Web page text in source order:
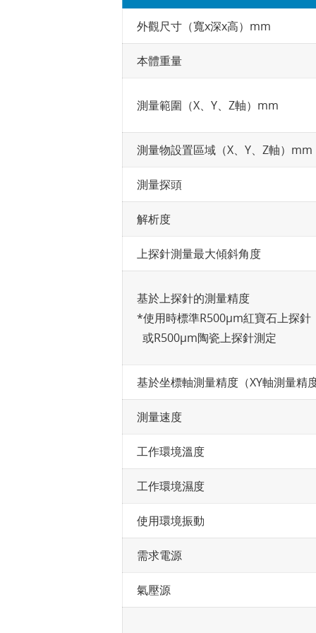
外觀尺寸（寬x深x高）mm
本體重量
測量範圍（X、Y、Z軸）mm
測量物設置區域（X、Y、Z軸）mm
測量探頭
解析度
上探針測量最大傾斜角度
基於上探針的測量精度
*使用時標準R500µm紅寶石上探針
或R500µm陶瓷上探針測定
基於坐標軸測量精度（XY軸測量精
測量速度
工作環境溫度
工作環境濕度
使用環境振動
需求電源
氣壓源